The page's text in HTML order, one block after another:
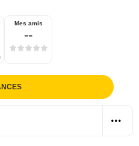
Mes amis
--